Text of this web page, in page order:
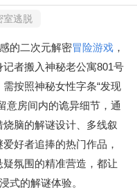
室逃脱
的二次元解密冒险游戏 ，
者搬入神秘老公寓801号
按照神秘女性字条“发现
意房间内的诡异细节，通
脑的解谜设计、多线叙
好者追捧的热门作品，
氛围的精准营造，都让
式的解谜体验。